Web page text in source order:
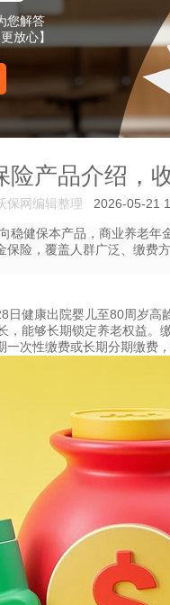
您解答
放心】
产品介绍，
保网编辑整理 2026-05-21
稳健保本产品，商业养老
险，覆盖人群广泛、缴费
健康出院婴儿至80周岁
能够长期锁定养老权益。
次性缴费或长期分期缴费，